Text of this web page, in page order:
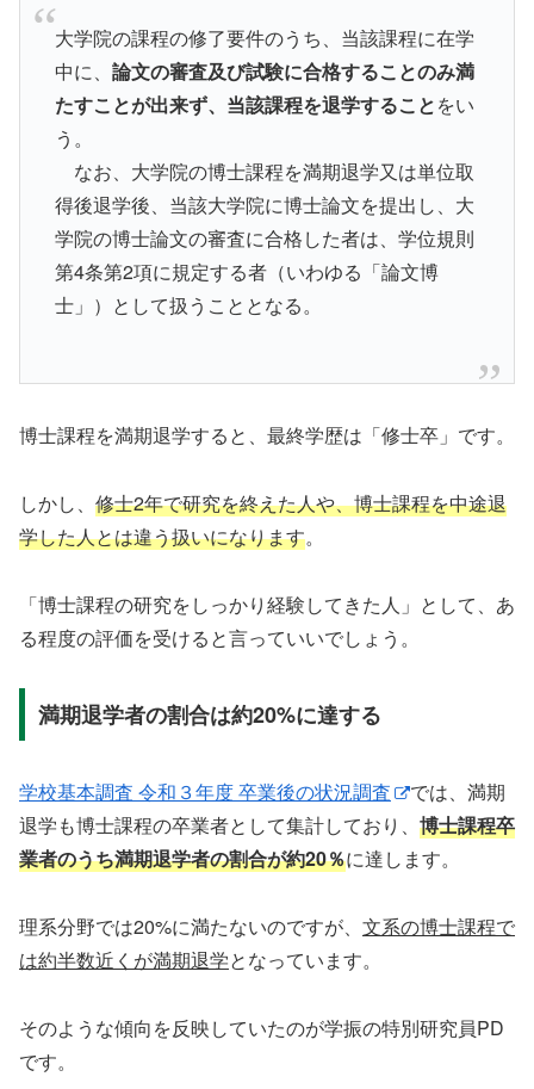
大学院の課程の修了要件のうち、当該課程に在学
中に、 論文の審査及び試験に合格することのみ満
たすことが出来ず、当該課程を退学することをい
う。
なお、大学院の博士課程を満期退学又は単位取
得後退学後、当該大学院に博士論文を提出し、大
学院の博士論文の審査に合格した者は、学位規則
第4条第2項に規定する者（いわゆる「論文博
士」）として扱うこととなる。
博士課程を満期退学すると、最終学歴は「修士卒」です。
しかし、 修士2年で研究を終えた人や、博士課程を中途退
学した人とは違う扱いになります。
「博士課程の研究をしっかり経験してきた人」として、あ
る程度の評価を受けると言っていいでしょう。
満期退学者の割合は約20%に達する
学校基本調査 令和３年度 卒業後の状況調査
では、満期
退学も博士課程の卒業者として集計しており、 博士課程卒
業者のうち満期退学者の割合が約20％に達します。
理系分野では20%に満たないのですが、 文系の博士課程で
は約半数近くが満期退学となっています。
そのような傾向を反映していたのが学振の特別研究員PD
です。